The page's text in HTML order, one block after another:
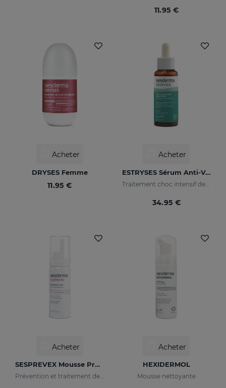
11.95 €
Acheter
DRYSES Femme
11.95 €
Acheter
ESTRYSES Sérum Anti-Vergetures Forte
Traitement choc intensif des vergetures choc (blanc nacré)
34.95 €
Acheter
SESPREVEX Mousse Protectrice
Prévention et traitement des irritations et brûlures de toutes sortes.
Acheter
HEXIDERMOL
Mousse nettoyante